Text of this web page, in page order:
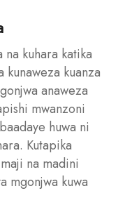
na kuhara katika
kuanza
anaweza
mwanzoni
huwa ni
Kutapika
na madini
mgonjwa kuwa